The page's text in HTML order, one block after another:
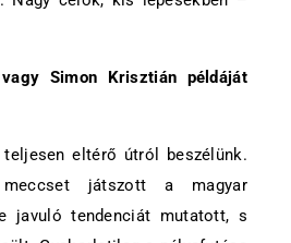
Simon Krisztián példáját
eltérő útról beszélünk.
meccset játszott a magyar
javuló tendenciát mutatott, s